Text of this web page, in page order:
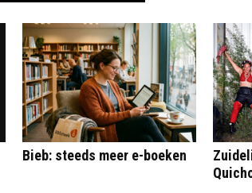
Bieb: steeds meer e-boeken